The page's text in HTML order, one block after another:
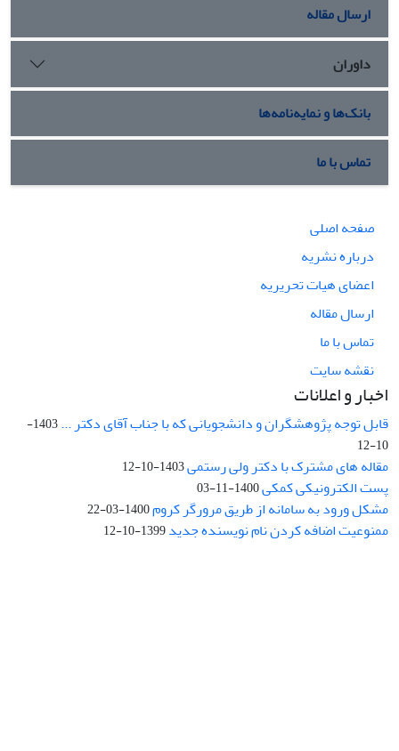
ارسال مقاله
داوران
بانک‌ها و نمایه‌نامه‌ها
تماس با ما
صفحه اصلی
درباره نشریه
اعضای هیات تحریریه
ارسال مقاله
تماس با ما
نقشه سایت
اخبار و اعلانات
قابل توجه پژوهشگران و دانشجویانی که با جناب آقای دکتر ...
1403-
10-12
مقاله های مشترک با دکتر ولی رستمی1403-10-12
پست الکترونیکی کمکی1400-11-03
مشکل ورود به سامانه از طریق مرورگر کروم1400-03-22
ممنوعیت اضافه کردن نام نویسنده جدید1399-10-12